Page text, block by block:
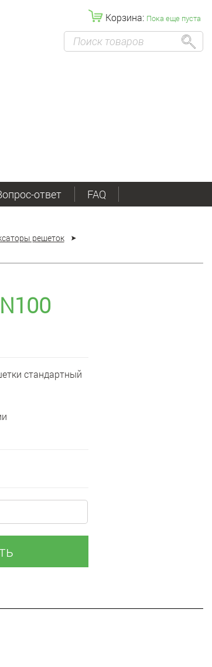
Корзина: Пока еще пуста
ответ FAQ
решеток
стандартный